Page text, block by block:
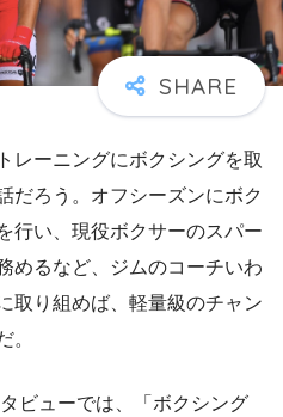
レーニングにボクシングを取
だろう。オフシーズンにボク
行い、現役ボクサーのスパー
めるなど、ジムのコーチいわ
取り組めば、軽量級のチャン
。
ビューでは、「ボクシング